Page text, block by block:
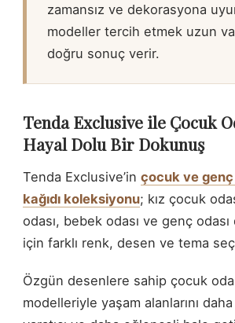
zamansız ve dekorasyona
modeller tercih etmek uzun
doğru sonuç verir.
Tenda Exclusive ile Çocuk
Hayal Dolu Bir Dokunuş
Tenda Exclusive’in çocuk ve genç
kağıdı koleksiyonu; kız çocuk
odası, bebek odası ve genç
için farklı renk, desen ve tema
Özgün desenlere sahip çocuk
modelleriyle yaşam alanlarını